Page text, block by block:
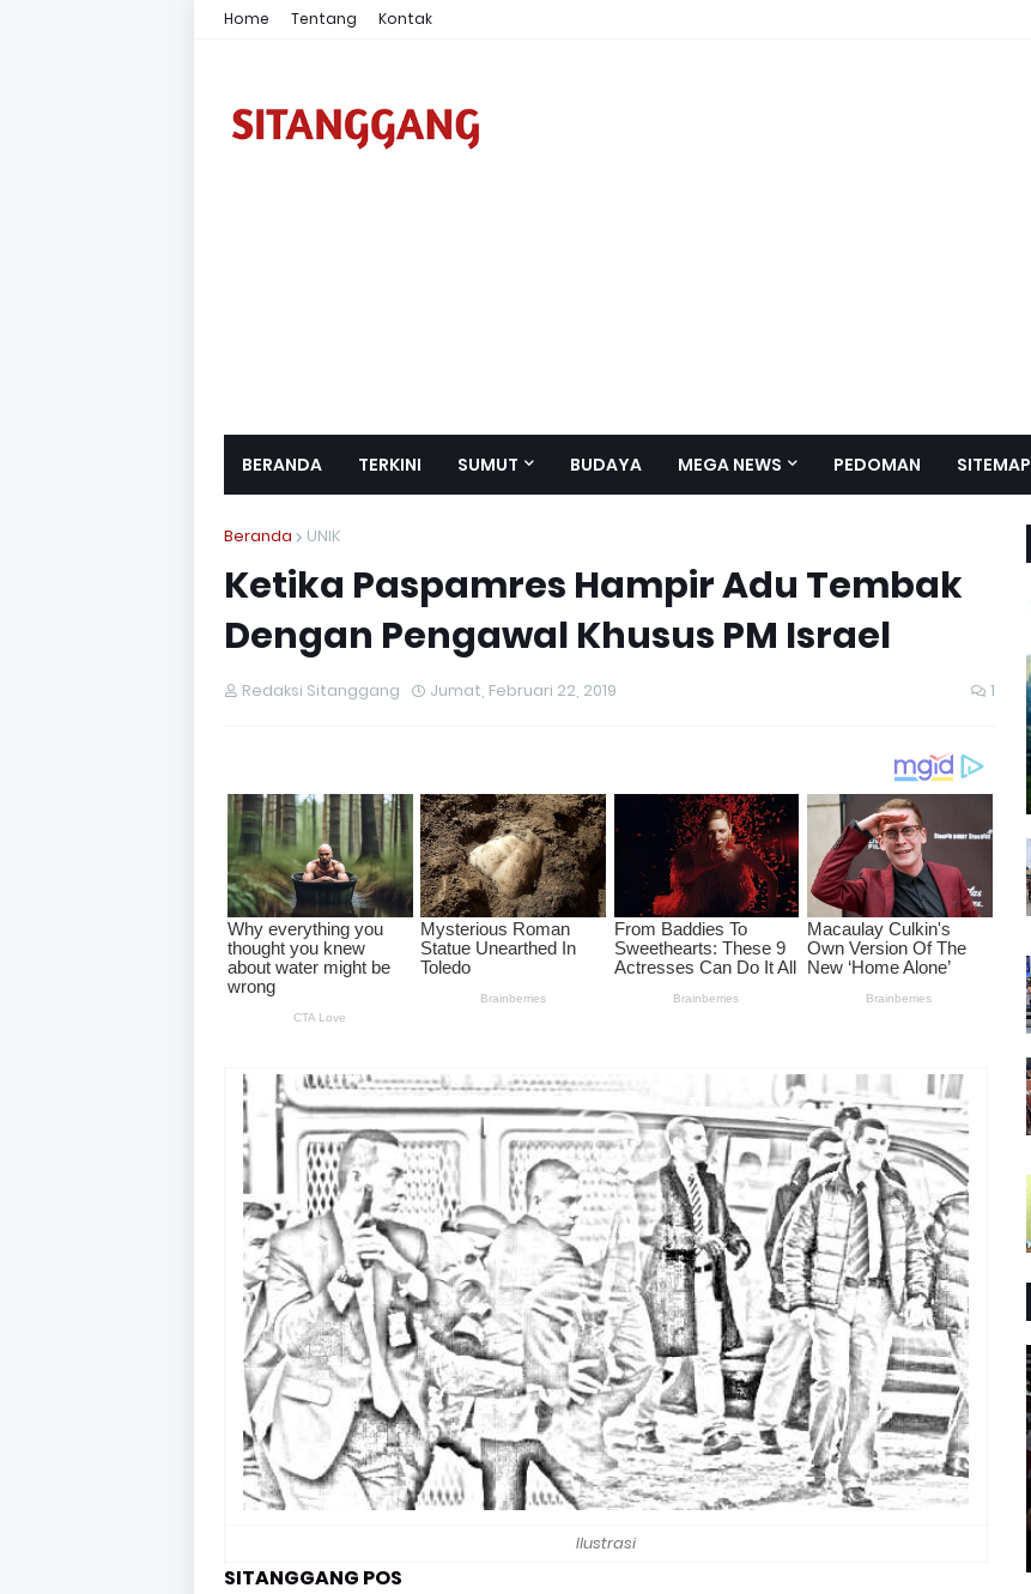
Home Tentang Kontak
BERANDA TERKINI SUMUT BUDAYA MEGA NEWS PEDOMAN SITEMAP
Beranda UNIK
Ketika Paspamres Hampir Adu Tembak
Dengan Pengawal Khusus PM Israel
Redaksi Sitanggang Jumat, Februari 22, 2019 1
Ilustrasi
SITANGGANG POS